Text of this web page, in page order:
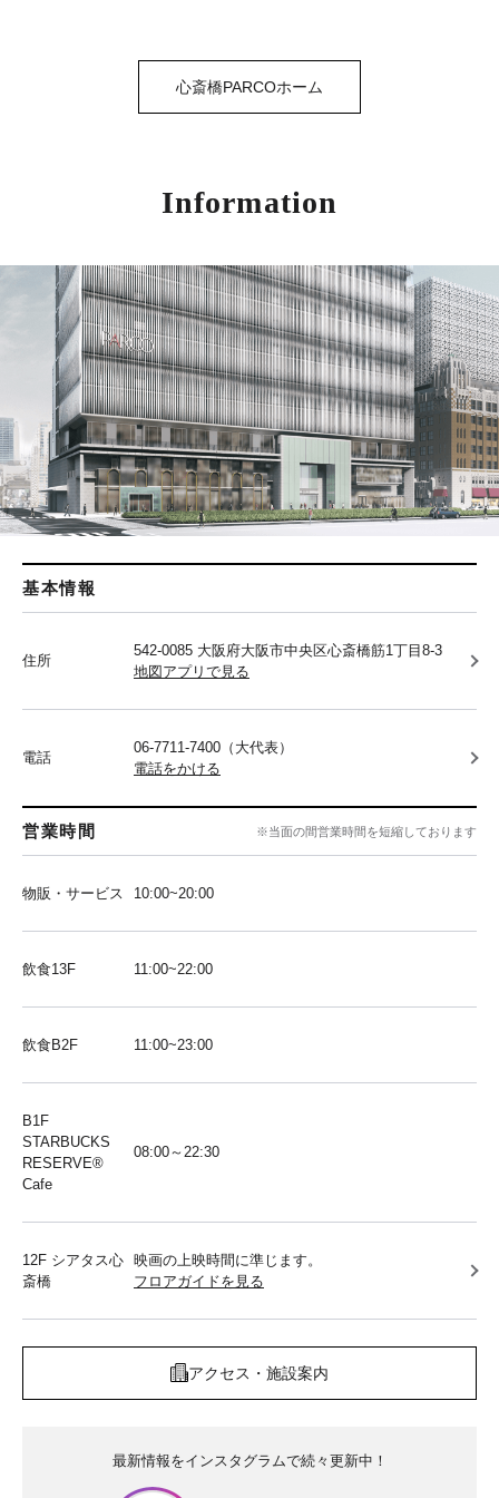
心斎橋PARCOホーム
Information
基本情報
住所
542-0085 大阪府大阪市中央区心斎橋筋1丁目8-3
地図アプリで見る
電話
06-7711-7400（大代表）
電話をかける
営業時間 ※当面の間営業時間を短縮しております
物販・サービス 10:00~20:00
飲食13F 11:00~22:00
飲食B2F 11:00~23:00
B1F
STARBUCKS
RESERVE®︎
Cafe
08:00～22:30
12F シアタス心
斎橋
映画の上映時間に準じます。
フロアガイドを見る
アクセス・施設案内
最新情報をインスタグラムで続々更新中！